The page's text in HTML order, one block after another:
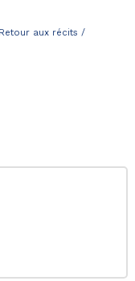
aux récits /